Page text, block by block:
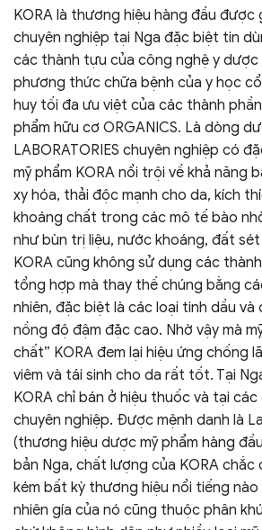
KORA là thương hiệu hàng đầu được
chuyên nghiệp tại Nga đặc biệt tin
các thành tựu của công nghệ y dược
phương thức chữa bệnh của y học
huy tối đa ưu việt của các thành
phẩm hữu cơ ORGANICS. Là dòng
LABORATORIES chuyên nghiệp có
mỹ phẩm KORA nổi trội về khả năng
xy hóa, thải độc mạnh cho da, kích
khoáng chất trong các mô tế bào
như bùn trị liệu, nước khoáng, đất
KORA cũng không sử dụng các
tổng hợp mà thay thế chúng bằng
nhiên, đặc biệt là các loại tinh dầu
nồng độ đậm đặc cao. Nhờ vậy mà
chất” KORA đem lại hiệu ứng chống
viêm và tái sinh cho da rất tốt. Tại
KORA chỉ bán ở hiệu thuốc và tại
chuyên nghiệp. Được mệnh danh là
(thương hiệu dược mỹ phẩm hàng
bản Nga, chất lượng của KORA chắc
kém bất kỳ thương hiệu nổi tiếng
nhiên gía của nó cũng thuộc phân